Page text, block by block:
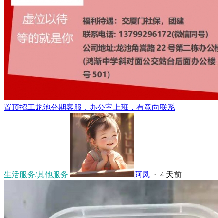
置顶招工龙池分期客服，办公室上班，有意向联系
生活服务/其他服务 阿凤 · 4 天前